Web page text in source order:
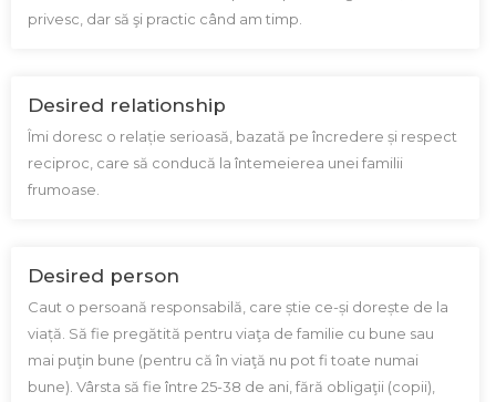
privesc, dar să şi practic când am timp.
Desired relationship
Îmi doresc o relație serioasă, bazată pe încredere și respect
reciproc, care să conducă la întemeierea unei familii
frumoase.
Desired person
Caut o persoană responsabilă, care știe ce-și dorește de la
viață. Să fie pregătită pentru viaţa de familie cu bune sau
mai puţin bune (pentru că în viaţă nu pot fi toate numai
bune). Vârsta să fie între 25-38 de ani, fără obligaţii (copii),